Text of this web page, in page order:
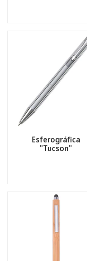
Esferográfica
"Tucson"